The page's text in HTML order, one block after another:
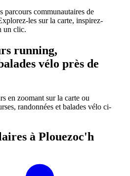
parcours communautaires de
les sur la carte, inspirez-
un clic.
running,
vélo près de
en zoomant sur la carte ou
randonnées et balades vélo ci-
à Plouezoc'h